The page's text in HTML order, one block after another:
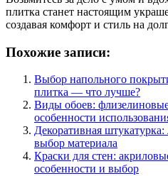
плитка станет настоящим
создавая комфорт и стиль на
Похожие записи:
Выбор напольного
плитка — что лучше?
Виды обоев:
особенности
Декоративная
выбор материала
Краски для стен:
особенности и выбор